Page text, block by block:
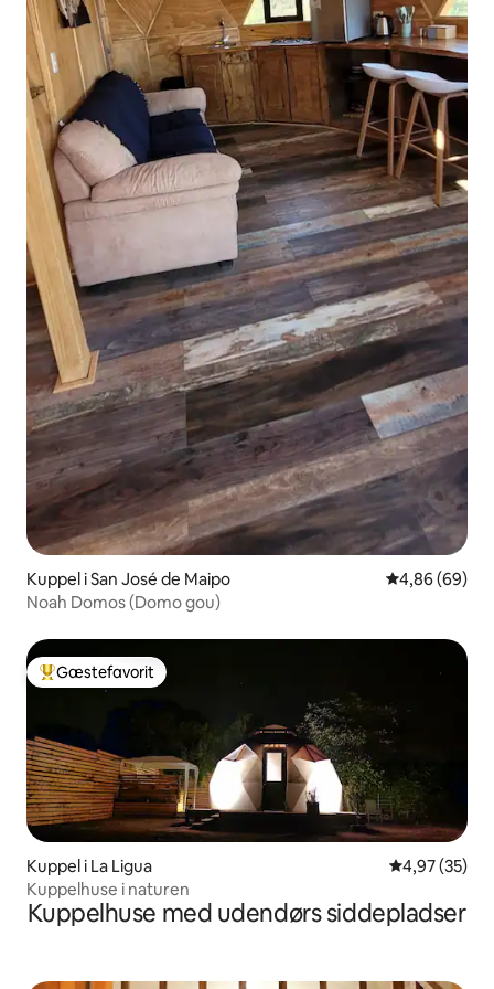
Kuppel i San José de Maipo 4,86 ud af 5 i
4,86 (69)
Noah Domos (Domo gou)
Bedste gæstefavorit
Gæstefavorit
Kuppel i La Ligua 4,97 ud af 5 i
4,97 (35)
Kuppelhuse i naturen
Kuppelhuse med udendørs siddepladser